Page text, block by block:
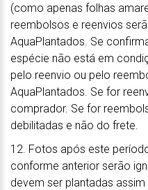
(como apenas folhas
reembolsos e reenvios
AquaPlantados. Se
espécie não está em
pelo reenvio ou pelo
AquaPlantados. Se for
comprador. Se for
debilitadas e não do frete.
12. Fotos após este
conforme anterior serão
devem ser plantadas